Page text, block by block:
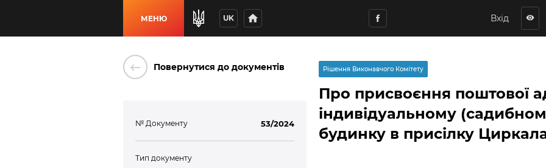
МЕНЮ UK home Вхід visibility
keyboard_backspace Повернутися до документів
№ Документу 53/2024
Тип документу
Рішення Виконавчого Комітету
Про присвоєння поштової
індивідуальному
будинку в присілку